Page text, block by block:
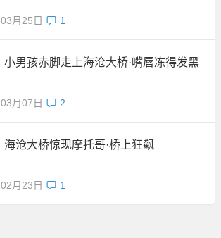
03月25日 1
小男孩赤脚走上海沧大桥·嘴唇冻得发黑
03月07日 2
海沧大桥惊现摩托哥·桥上狂飙
02月23日 1